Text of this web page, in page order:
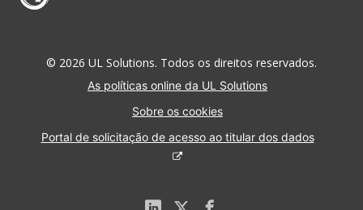
© 2026 UL Solutions. Todos os direitos reservados.
As políticas online da UL Solutions
Sobre os cookies
Portal de solicitação de acesso ao titular dos dados